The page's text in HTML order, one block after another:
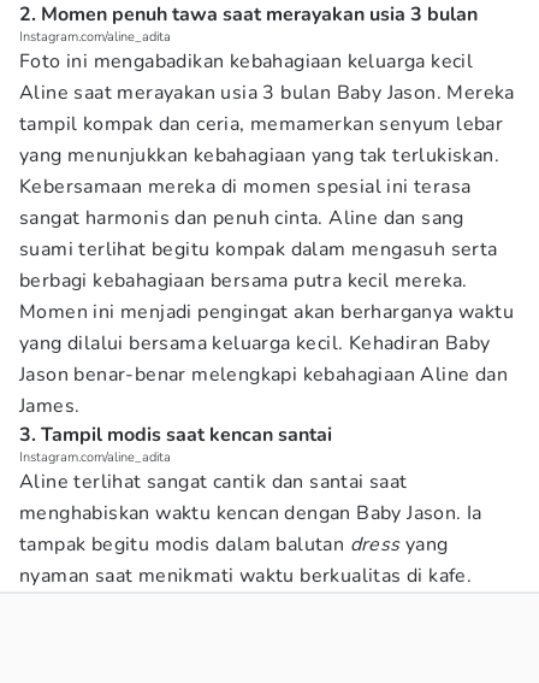
2. Momen penuh tawa saat merayakan usia 3 bulan
Instagram.com/aline_adita
Foto ini mengabadikan kebahagiaan keluarga kecil
Aline saat merayakan usia 3 bulan Baby Jason. Mereka
tampil kompak dan ceria, memamerkan senyum lebar
yang menunjukkan kebahagiaan yang tak terlukiskan.
Kebersamaan mereka di momen spesial ini terasa
sangat harmonis dan penuh cinta. Aline dan sang
suami terlihat begitu kompak dalam mengasuh serta
berbagi kebahagiaan bersama putra kecil mereka.
Momen ini menjadi pengingat akan berharganya waktu
yang dilalui bersama keluarga kecil. Kehadiran Baby
Jason benar-benar melengkapi kebahagiaan Aline dan
James.
3. Tampil modis saat kencan santai
Instagram.com/aline_adita
Aline terlihat sangat cantik dan santai saat
menghabiskan waktu kencan dengan Baby Jason. Ia
tampak begitu modis dalam balutan dressyang
nyaman saat menikmati waktu berkualitas di kafe.